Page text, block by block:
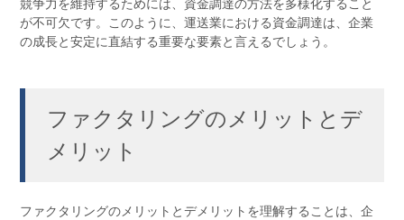
が不可欠です。このように、運送業における資金調達は、企業
の成長と安定に直結する重要な要素と言えるでしょう。
ファクタリングのメリットとデ
メリット
ファクタリングのメリットとデメリットを理解することは、企